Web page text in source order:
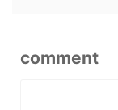
comment